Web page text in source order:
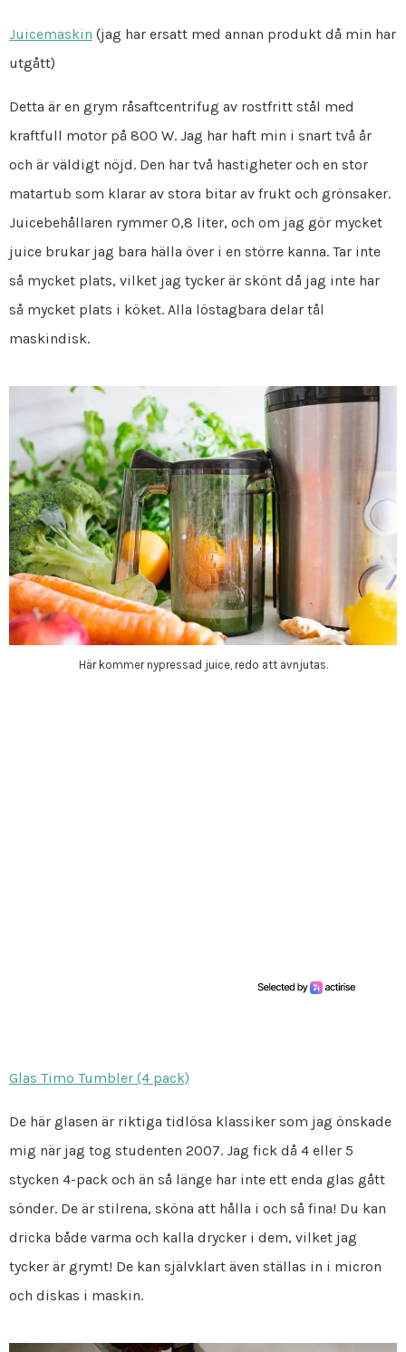
Juicemaskin (jag har ersatt med annan produkt då min har
utgått)
Detta är en grym råsaftcentrifug av rostfritt stål med
kraftfull motor på 800 W. Jag har haft min i snart två år
och är väldigt nöjd. Den har två hastigheter och en stor
matartub som klarar av stora bitar av frukt och grönsaker.
Juicebehållaren rymmer 0,8 liter, och om jag gör mycket
juice brukar jag bara hälla över i en större kanna. Tar inte
så mycket plats, vilket jag tycker är skönt då jag inte har
så mycket plats i köket. Alla löstagbara delar tål
maskindisk.
Här kommer nypressad juice, redo att avnjutas.
Glas Timo Tumbler (4 pack)
De här glasen är riktiga tidlösa klassiker som jag önskade
mig när jag tog studenten 2007. Jag fick då 4 eller 5
stycken 4-pack och än så länge har inte ett enda glas gått
sönder. De är stilrena, sköna att hålla i och så fina! Du kan
dricka både varma och kalla drycker i dem, vilket jag
tycker är grymt! De kan självklart även ställas in i micron
och diskas i maskin.